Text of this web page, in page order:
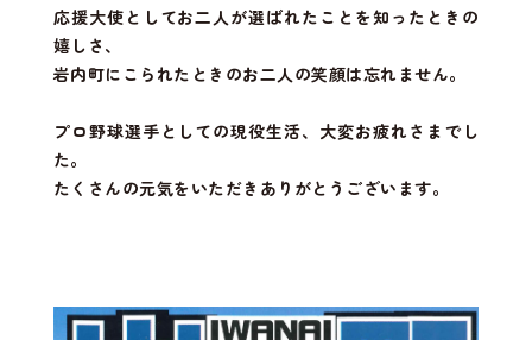
応援大使としてお二人が選ばれたことを知ったときの
嬉しさ、
岩内町にこられたときのお二人の笑顔は忘れません。
プロ野球選手としての現役生活、大変お疲れさまでし
た。
たくさんの元気をいただきありがとうございます。